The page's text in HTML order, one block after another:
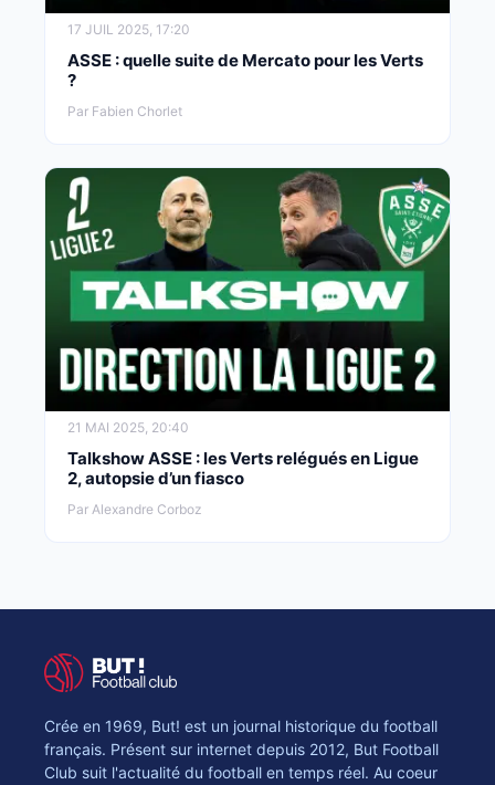
17 JUIL 2025, 17:20
ASSE : quelle suite de Mercato pour les Verts
?
Par Fabien Chorlet
21 MAI 2025, 20:40
Talkshow ASSE : les Verts relégués en Ligue
2, autopsie d’un fiasco
Par Alexandre Corboz
Crée en 1969, But! est un journal historique du football
français. Présent sur internet depuis 2012, But Football
Club suit l'actualité du football en temps réel. Au coeur